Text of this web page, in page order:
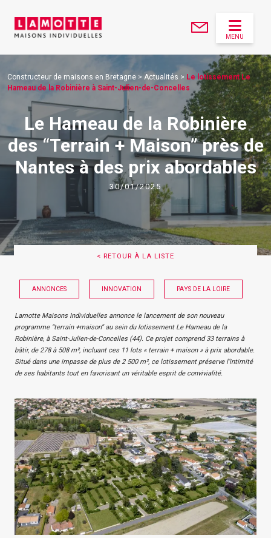
MENU
Constructeur de maisons en Bretagne > Actualités > Le lotissement Le
Hameau de la Robinière à Saint-Julien-de-Concelles
Le Hameau de la Robinière
des “Terrain + Maison” près de
Nantes à des prix abordables
30/01/2025
< RETOUR À LA LISTE
ANNONCES INNOVATION PAYS DE LA LOIRE
Lamotte Maisons Individuelles annonce le lancement de son nouveau
programme “terrain +maison” au sein du lotissement Le Hameau de la
Robinière, à Saint-Julien-de-Concelles (44). Ce projet comprend 33 terrains à
bâtir, de 278 à 508 m², incluant ces 11 lots « terrain + maison » à prix abordable.
Situé dans une impasse de plus de 2 500 m², ce lotissement préserve l’intimité
de ses habitants tout en favorisant un véritable esprit de convivialité.